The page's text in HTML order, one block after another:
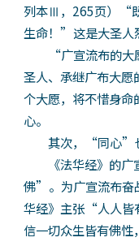
列本Ⅲ，265页）“
生命！”这是大圣人
“广宣流布的大
圣人、承继广布大愿
个大愿，将不惜身命
心。
其次，“同心”也
《法华经》的广
佛”。为广宣流布奋
华经》主张“人人皆
信一切众生皆有佛性